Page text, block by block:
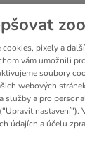
pixely a
vám umožnili
soubory
webových
a pro
nastavení").
údajích a účelu